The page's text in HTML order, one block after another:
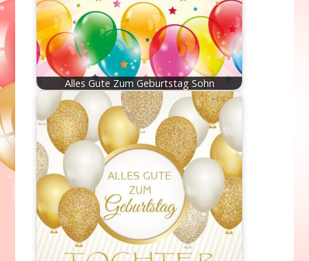
Alles Gute Zum Geburtstag Sohn